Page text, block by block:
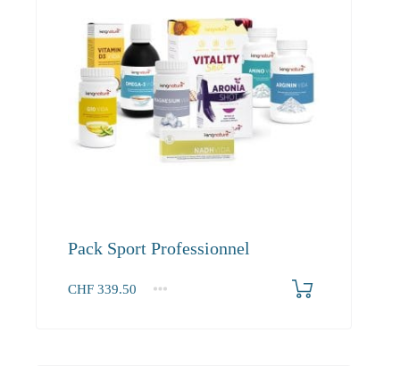
Pack Sport Professionnel
CHF 339.50
1+